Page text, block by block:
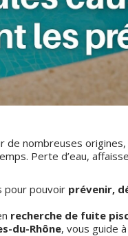
de nombreuses
Perte d’eau,
pour pouvoir prévenir,
recherche de fuite
du-Rhône, vous guide